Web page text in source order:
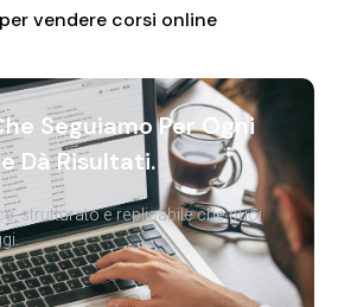
vendere corsi online
Seguiamo Per Ogni
Dà Risultati.
strutturato e replicabile che puoi